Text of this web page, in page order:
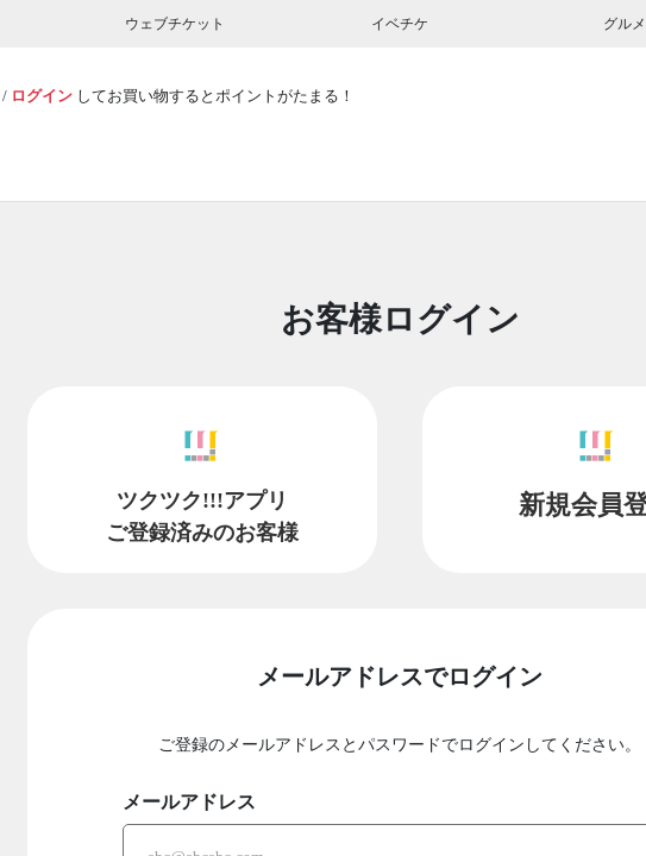
ウェブチケット イベチケ グルメ
/ ログイン してお買い物するとポイントがたまる！
お客様ログイン
ツクツク!!!アプリ
ご登録済みのお客様
新規会員
メールアドレスでログイン
ご登録のメールアドレスとパスワードでログインしてください。
メールアドレス